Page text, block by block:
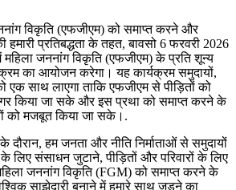
विकृति (एफजीएम) को समाप्त करने और
हमारी प्रतिबद्धता के तहत, बावसो 6 फरवरी 2026
महिला जननांग विकृति (एफजीएम) के प्रति शून्य
का आयोजन करेगा। यह कार्यक्रम समुदायों,
एक साथ लाएगा ताकि एफजीएम से पीड़ितों को
किया जा सके और इस प्रथा को समाप्त करने के
को मजबूत किया जा सके।.
दौरान, हम जनता और नीति निर्माताओं से समुदायों
लिए संसाधन जुटाने, पीड़ितों और परिवारों के लिए
जननांग विकृति (FGM) को समाप्त करने के
साझेदारी बनाने में हमारे साथ जुड़ने का